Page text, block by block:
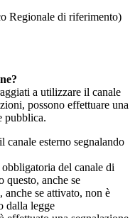
Regionale di riferimento)
a utilizzare il canale
possono effettuare una
pubblica.
canale esterno segnalando
del canale di
questo, anche se
se attivato, non è
dalla legge